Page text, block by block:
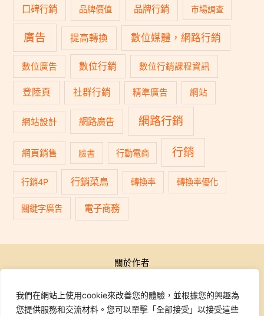
我們在網站上使用cookie來改善您的體驗，並根據您的興趣為
您提供服務和交流材料。您可以單擊「全部接受」以接受這些
口碑行銷 品牌價值 品牌行銷 市場調查
廣告 提高轉換 數位媒體，網路行銷
數位廣告 數位行銷 數位行銷課程資訊
登陸頁 社群行銷 精準廣告 網站
網站設計 網路廣告 網路行銷
網頁銷售 臉書 行動電商 行銷
行銷4P 行銷菜鳥 轉換率 轉換率優化
關鍵字廣告 電子商務
關於作者
行銷學院
課程報名